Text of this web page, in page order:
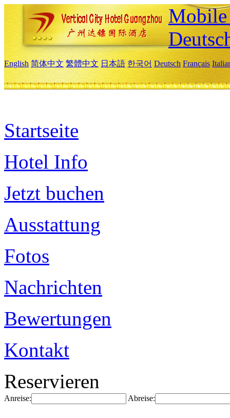
English 简体中文 繁體中文 日本語 한국어 Deutsch Français
Startseite
Hotel Info
Jetzt buchen
Ausstattung
Fotos
Nachrichten
Bewertungen
Kontakt
Reservieren
Anreise: Abreise: